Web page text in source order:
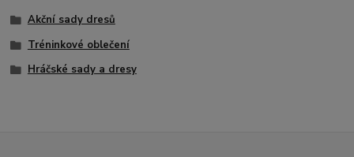
Akční sady dresů
Tréninkové oblečení
Hráčské sady a dresy